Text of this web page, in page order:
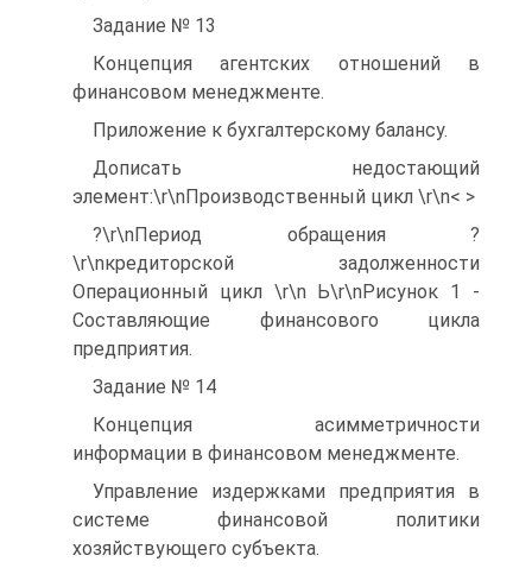
Задание № 13
Концепция агентских отношений в
финансовом менеджменте.
Приложение к бухгалтерскому балансу.
Дописать недостающий
элемент:\r\nПроизводственный цикл \r\n< >
?\r\nПериод обращения ?
\r\nкредиторской задолженности
Операционный цикл \r\n Ь\r\nРисунок 1 -
Составляющие финансового цикла
предприятия.
Задание № 14
Концепция асимметричности
информации в финансовом менеджменте.
Управление издержками предприятия в
системе финансовой политики
хозяйствующего субъекта.